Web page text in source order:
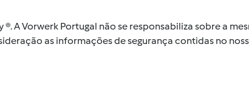
A Vorwerk Portugal não se responsabiliza sobre a
as informações de segurança contidas no